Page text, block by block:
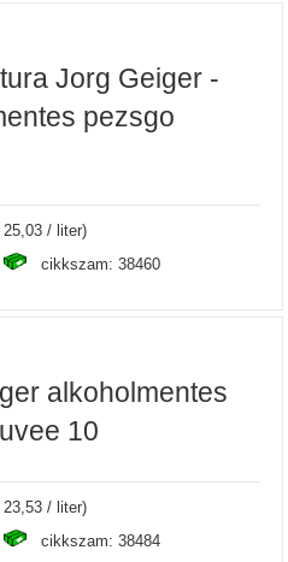
Jorg Geiger -
pezsgo
25,03 / liter)
cikkszam: 38460
alkoholmentes
10
23,53 / liter)
cikkszam: 38484